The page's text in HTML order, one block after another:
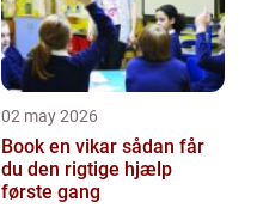
02 may 2026
Book en vikar sådan får
du den rigtige hjælp
første gang